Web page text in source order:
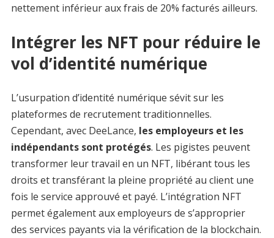
nettement inférieur aux frais de 20% facturés ailleurs.
Intégrer les NFT pour réduire le
vol d’identité numérique
L’usurpation d’identité numérique sévit sur les
plateformes de recrutement traditionnelles.
Cependant, avec DeeLance, les employeurs et les
indépendants sont protégés. Les pigistes peuvent
transformer leur travail en un NFT, libérant tous les
droits et transférant la pleine propriété au client une
fois le service approuvé et payé. L’intégration NFT
permet également aux employeurs de s’approprier
des services payants via la vérification de la blockchain.